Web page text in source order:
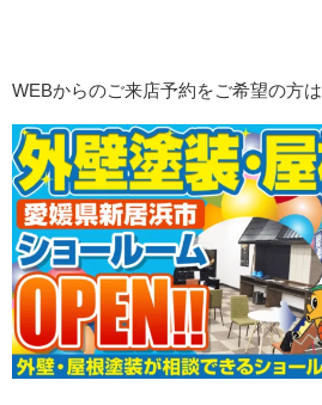
WEBからのご来店予約をご希望の方は